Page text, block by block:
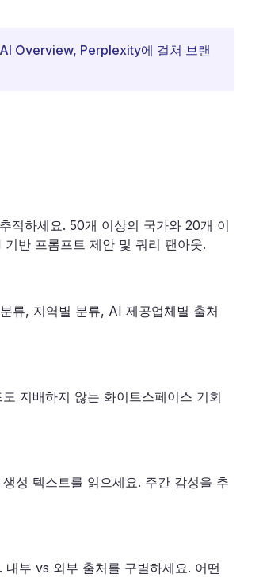
Overview, Perplexity에 걸쳐 브랜
하세요. 50개 이상의 국가와 20개 이
반 프롬프트 제안 및 쿼리 팬아웃.
류, 지역별 분류, AI 제공업체별 출처
지배하지 않는 화이트스페이스 기회
성 텍스트를 읽으세요. 주간 감성을 추
부 vs 외부 출처를 구별하세요. 어떤